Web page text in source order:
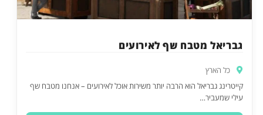
גבריאל מטבח שף לאירועים
כל הארץ
קייטרינג גבריאל הוא הרבה יותר משירות אוכל לאירועים – אנחנו מטבח שף
עילי שמעביר…